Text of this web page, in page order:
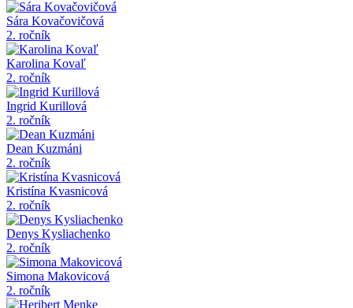
Sára Kovačovičová
2. ročník
Karolina Kovaľ
2. ročník
Ingrid Kurillová
2. ročník
Dean Kuzmáni
2. ročník
Kristína Kvasnicová
2. ročník
Denys Kysliachenko
2. ročník
Simona Makovicová
2. ročník